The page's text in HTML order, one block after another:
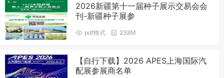
2026新疆第十一届种子展示交易会会
刊-新疆种子展参
pdf格式 238M
【自行下载】2026 APES上海国际汽
配展参展商名单